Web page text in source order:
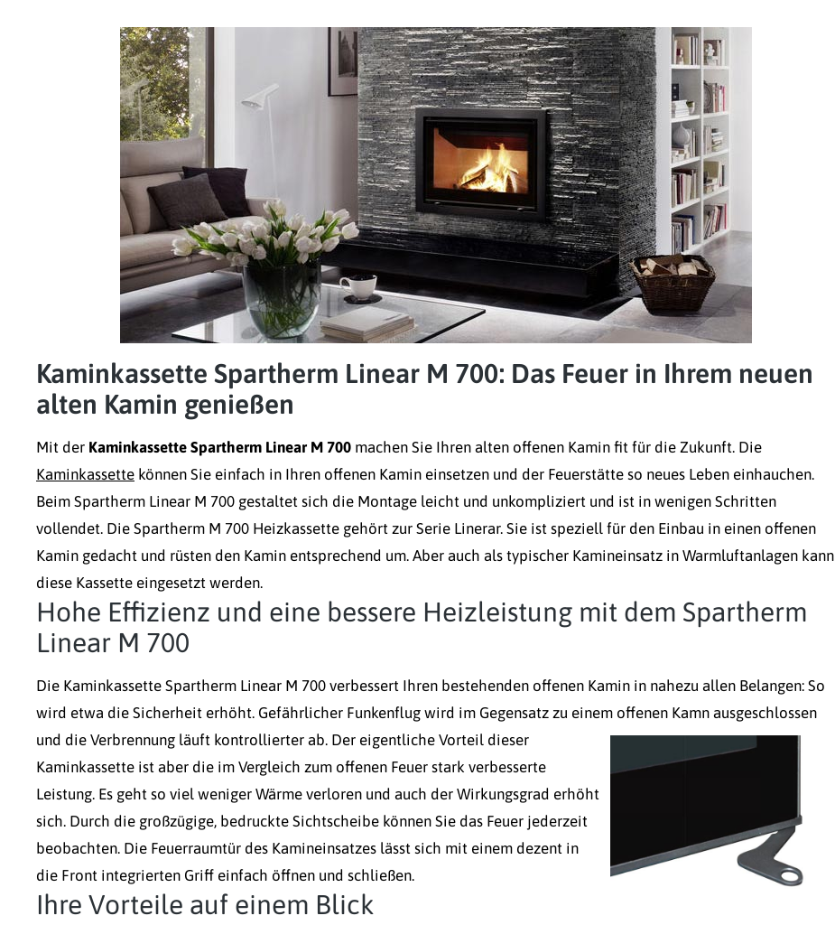
Kaminkassette Spartherm Linear M 700: Das Feuer in Ihrem neuen
alten Kamin genießen
Mit der Kaminkassette Spartherm Linear M 700 machen Sie Ihren alten offenen Kamin fit für die Zukunft. Die
Kaminkassette können Sie einfach in Ihren offenen Kamin einsetzen und der Feuerstätte so neues Leben einhauchen.
Beim Spartherm Linear M 700 gestaltet sich die Montage leicht und unkompliziert und ist in wenigen Schritten
vollendet. Die Spartherm M 700 Heizkassette gehört zur Serie Linerar. Sie ist speziell für den Einbau in einen offenen
Kamin gedacht und rüsten den Kamin entsprechend um. Aber auch als typischer Kamineinsatz in Warmluftanlagen kann
diese Kassette eingesetzt werden.
Hohe Effizienz und eine bessere Heizleistung mit dem Spartherm
Linear M 700
Die Kaminkassette Spartherm Linear M 700 verbessert Ihren bestehenden offenen Kamin in nahezu allen Belangen: So
wird etwa die Sicherheit erhöht. Gefährlicher Funkenflug wird im Gegensatz zu einem offenen Kamn ausgeschlossen
und die Verbrennung läuft kontrollierter ab. Der eigentliche Vorteil dieser
Kaminkassette ist aber die im Vergleich zum offenen Feuer stark verbesserte
Leistung. Es geht so viel weniger Wärme verloren und auch der Wirkungsgrad erhöht
sich. Durch die großzügige, bedruckte Sichtscheibe können Sie das Feuer jederzeit
beobachten. Die Feuerraumtür des Kamineinsatzes lässt sich mit einem dezent in
die Front integrierten Griff einfach öffnen und schließen.
Ihre Vorteile auf einem Blick